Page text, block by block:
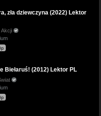
zła dziewczyna (2022) Lektor
Akcji
Biełaruś! (2012) Lektor PL